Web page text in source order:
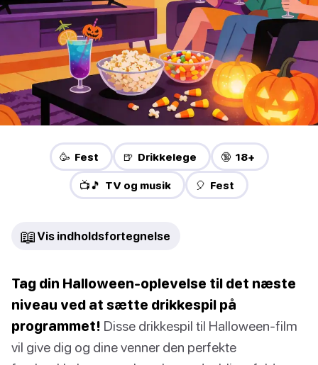
🥳 Fest 🍺 Drikkelege 🔞 18+
📺🎵 TV og musik 🎈 Fest
📖 Vis indholdsfortegnelse
Tag din Halloween-oplevelse til det næste
niveau ved at sætte drikkespil på
programmet! Disse drikkespil til Halloween-film
vil give dig og dine venner den perfekte